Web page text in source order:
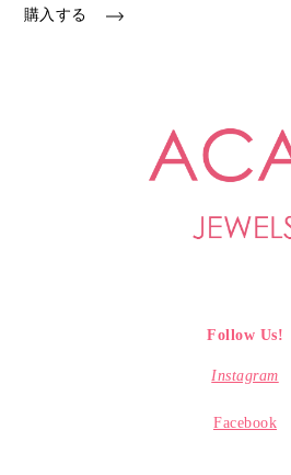
購入する
Follow Us!
Instagram
Facebook